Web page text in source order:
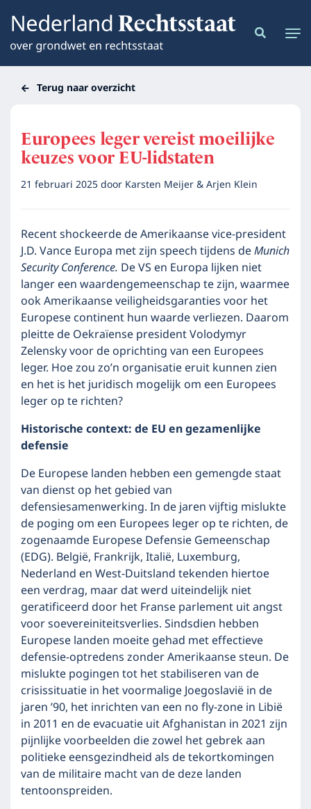
Terug naar overzicht
Europees leger vereist moeilijke
keuzes voor EU-lidstaten
21 februari 2025door Karsten Meijer & Arjen Klein
Recent shockeerde de Amerikaanse vice-president
J.D. Vance Europa met zijn speech tijdens deMunich
Security Conference. De VS en Europa lijken niet
langer een waardengemeenschap te zijn, waarmee
ook Amerikaanse veiligheidsgaranties voor het
Europese continent hun waarde verliezen. Daarom
pleitte de Oekraïense president Volodymyr
Zelensky voor de oprichting van een Europees
leger. Hoe zou zo’n organisatie eruit kunnen zien
en het is het juridisch mogelijk om een Europees
leger op te richten?
Historische context: de EU en gezamenlijke
defensie
De Europese landen hebben een gemengde staat
van dienst op het gebied van
defensiesamenwerking. In de jaren vijftig mislukte
de poging om een Europees leger op te richten, de
zogenaamde Europese Defensie Gemeenschap
(EDG). België, Frankrijk, Italië, Luxemburg,
Nederland en West-Duitsland tekenden hiertoe
een verdrag, maar dat werd uiteindelijk niet
geratificeerd door het Franse parlement uit angst
voor soevereiniteitsverlies. Sindsdien hebben
Europese landen moeite gehad met effectieve
defensie-optredens zonder Amerikaanse steun. De
mislukte pogingen tot het stabiliseren van de
crisissituatie in het voormalige Joegoslavië in de
jaren ’90, het inrichten van een no fly-zone in Libië
in 2011 en de evacuatie uit Afghanistan in 2021 zijn
pijnlijke voorbeelden die zowel het gebrek aan
politieke eensgezindheid als de tekortkomingen
van de militaire macht van de deze landen
tentoonspreiden.